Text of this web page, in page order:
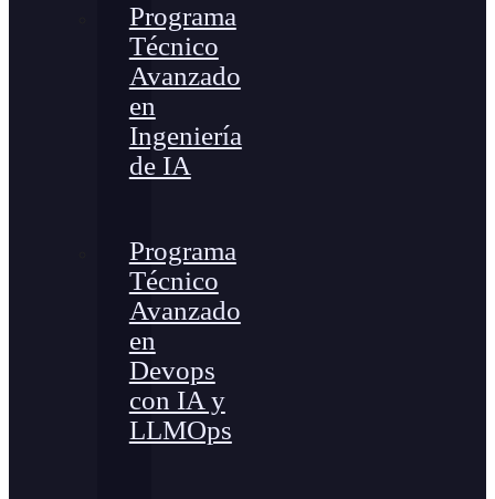
Programa
Técnico
Avanzado
en
Ingeniería
de IA
Programa
Técnico
Avanzado
en
Devops
con IA y
LLMOps